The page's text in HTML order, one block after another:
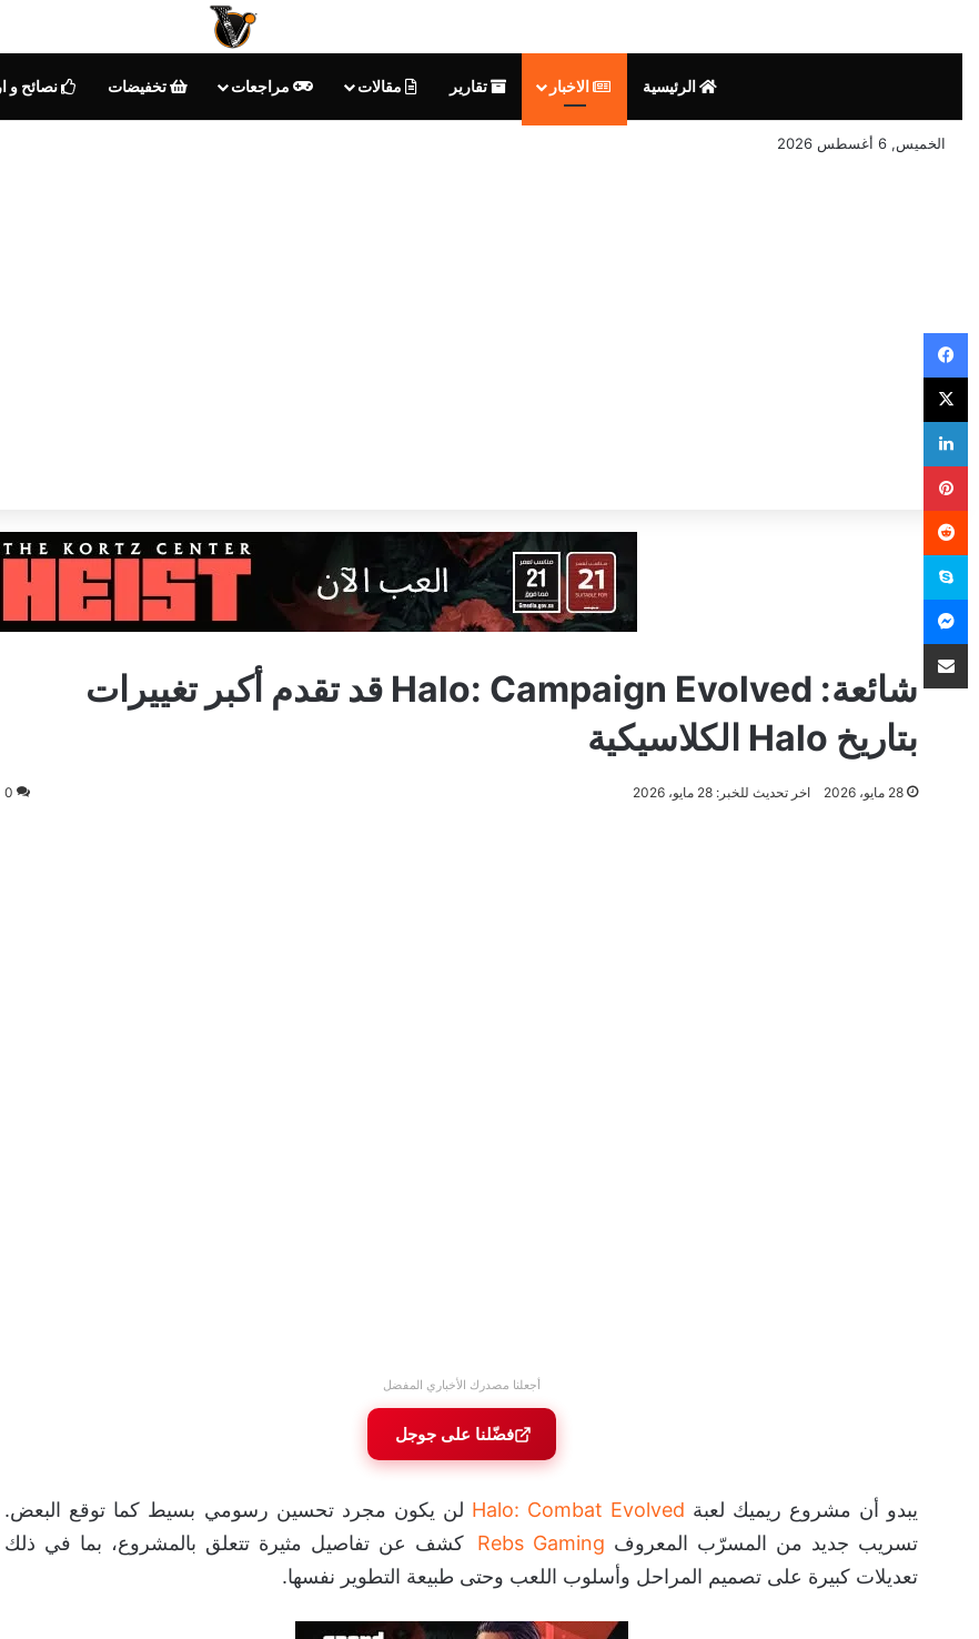
الرئيسية الاخبار تقارير مقالات مراجعات تخفيضات نصائح و
الخميس, 6 أغسطس 2026
شائعة: Halo: Campaign Evolved قد تقدم أكبر تغييرات
بتاريخ Halo الكلاسيكية
28 مايو، 2026 اخر تحديث للخبر: 28 مايو، 2026 0
أجعلنا مصدرك الأخباري المفضل
فضّلنا على جوجل
يبدو أن مشروع ريميك لعبة Halo: Combat Evolved لن يكون مجرد تحسين رسومي بسيط كما توقع البعض.
تسريب جديد من المسرّب المعروف
كشف عن تفاصيل مثيرة تتعلق بالمشروع، بما في ذلك
تعديلات كبيرة على تصميم المراحل وأسلوب اللعب وحتى طبيعة التطوير نفسها.
فيسبوك
‫X
لينكدإن
بينتيريست
سكايب
ماسنجر
مشاركة عبر البريد